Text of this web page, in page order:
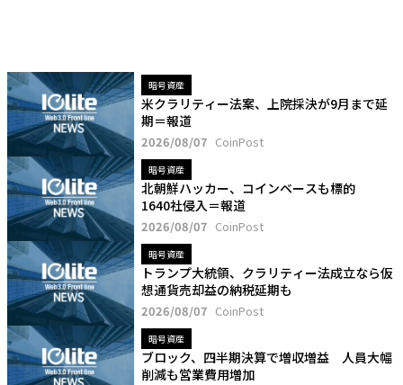
暗号資産
米クラリティー法案、上院採決が9月まで延
期＝報道
2026/08/07 CoinPost
暗号資産
北朝鮮ハッカー、コインベースも標的
1640社侵入＝報道
2026/08/07 CoinPost
暗号資産
トランプ大統領、クラリティー法成立なら仮
想通貨売却益の納税延期も
2026/08/07 CoinPost
暗号資産
ブロック、四半期決算で増収増益 人員大幅
削減も営業費用増加